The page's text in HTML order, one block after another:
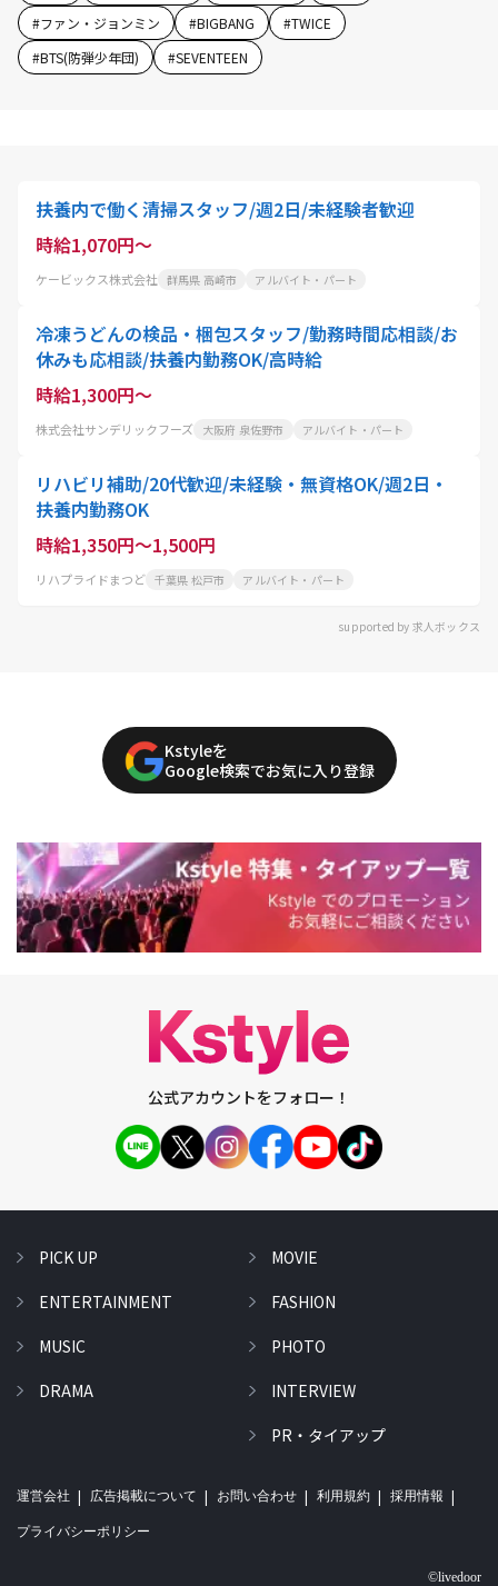
#ファン・ジョンミン #BIGBANG #TWICE
#BTS(防弾少年団) #SEVENTEEN
扶養内で働く清掃スタッフ/週2日/未経験者歓迎
時給1,070円～
ケービックス株式会社 群馬県 高崎市 アルバイト・パート
冷凍うどんの検品・梱包スタッフ/勤務時間応相談/お
休みも応相談/扶養内勤務OK/高時給
時給1,300円～
株式会社サンデリックフーズ 大阪府 泉佐野市 アルバイト・パート
リハビリ補助/20代歓迎/未経験・無資格OK/週2日・
扶養内勤務OK
時給1,350円～1,500円
リハプライドまつど 千葉県 松戸市 アルバイト・パート
supported by 求人ボックス
Kstyleを
Google検索でお気に入り登録
公式アカウントをフォロー！
PICK UP
ENTERTAINMENT
MUSIC
DRAMA
MOVIE
FASHION
PHOTO
INTERVIEW
PR・タイアップ
運営会社 広告掲載について お問い合わせ 利用規約 採用情報
プライバシーポリシー
©livedoor